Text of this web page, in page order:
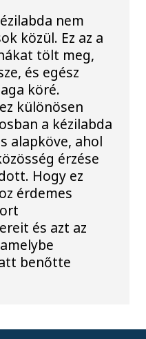
nem
közül. Ez az a
tölt meg,
és egész
köré.
különösen
a kézilabda
alapköve, ahol
érzése
Hogy ez
érdemes
és azt az
benőtte